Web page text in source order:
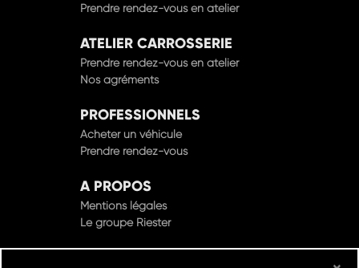
Prendre rendez-vous en atelier
ATELIER CARROSSERIE
Prendre rendez-vous en atelier
Nos agréments
PROFESSIONNELS
Acheter un véhicule
Prendre rendez-vous
A PROPOS
Mentions légales
Le groupe Riester